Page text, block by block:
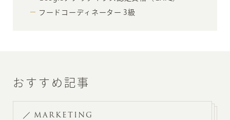
フードコーディネーター 3級
おすすめ記事
MARKETING